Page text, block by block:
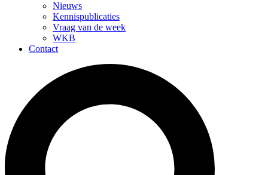
Nieuws
Kennispublicaties
Vraag van de week
WKB
Contact